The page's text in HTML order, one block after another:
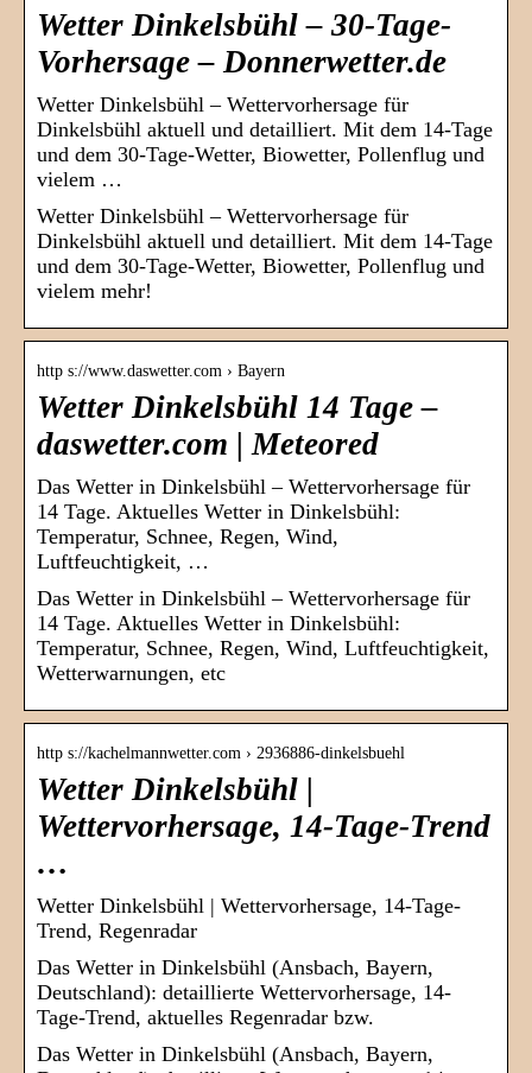
Wetter Dinkelsbühl – 30-Tage-
Vorhersage – Donnerwetter.de
Wetter Dinkelsbühl – Wettervorhersage für
Dinkelsbühl aktuell und detailliert. Mit dem 14-Tage
und dem 30-Tage-Wetter, Biowetter, Pollenflug und
vielem …
Wetter Dinkelsbühl – Wettervorhersage für
Dinkelsbühl aktuell und detailliert. Mit dem 14-Tage
und dem 30-Tage-Wetter, Biowetter, Pollenflug und
vielem mehr!
http s://www.daswetter.com › Bayern
Wetter Dinkelsbühl 14 Tage –
daswetter.com | Meteored
Das Wetter in Dinkelsbühl – Wettervorhersage für
14 Tage. Aktuelles Wetter in Dinkelsbühl:
Temperatur, Schnee, Regen, Wind,
Luftfeuchtigkeit, …
Das Wetter in Dinkelsbühl – Wettervorhersage für
14 Tage. Aktuelles Wetter in Dinkelsbühl:
Temperatur, Schnee, Regen, Wind, Luftfeuchtigkeit,
Wetterwarnungen, etc
http s://kachelmannwetter.com › 2936886-dinkelsbuehl
Wetter Dinkelsbühl |
Wettervorhersage, 14-Tage-Trend
…
Wetter Dinkelsbühl | Wettervorhersage, 14-Tage-
Trend, Regenradar
Das Wetter in Dinkelsbühl (Ansbach, Bayern,
Deutschland): detaillierte Wettervorhersage, 14-
Tage-Trend, aktuelles Regenradar bzw.
Das Wetter in Dinkelsbühl (Ansbach, Bayern,